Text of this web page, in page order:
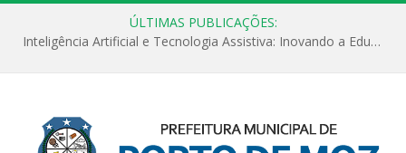
ÚLTIMAS PUBLICAÇÕES:
Inteligência Artificial e Tecnologia Assistiva: Inovando a Educação Especial e Inclusiva